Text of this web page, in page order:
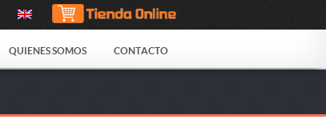
QUIENES SOMOS CONTACTO